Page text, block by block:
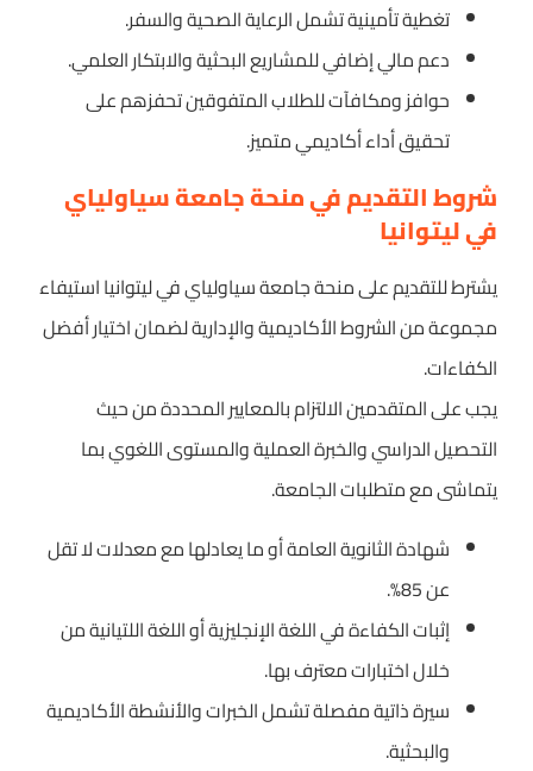
تغطية تأمينية تشمل الرعاية الصحية والسفر.
دعم مالي إضافي للمشاريع البحثية والابتكار العلمي.
حوافز ومكافآت للطلاب المتفوقين تحفزهم على
تحقيق أداء أكاديمي متميز.
شروط التقديم في منحة جامعة سياولياي
في ليتوانيا
يشترط للتقديم على منحة جامعة سياولياي في ليتوانيا استيفاء
مجموعة من الشروط الأكاديمية والإدارية لضمان اختيار أفضل
الكفاءات.
يجب على المتقدمين الالتزام بالمعايير المحددة من حيث
التحصيل الدراسي والخبرة العملية والمستوى اللغوي بما
يتماشى مع متطلبات الجامعة.
شهادة الثانوية العامة أو ما يعادلها مع معدلات لا تقل
عن 85%.
إثبات الكفاءة في اللغة الإنجليزية أو اللغة اللتيانية من
خلال اختبارات معترف بها.
سيرة ذاتية مفصلة تشمل الخبرات والأنشطة الأكاديمية
والبحثية.